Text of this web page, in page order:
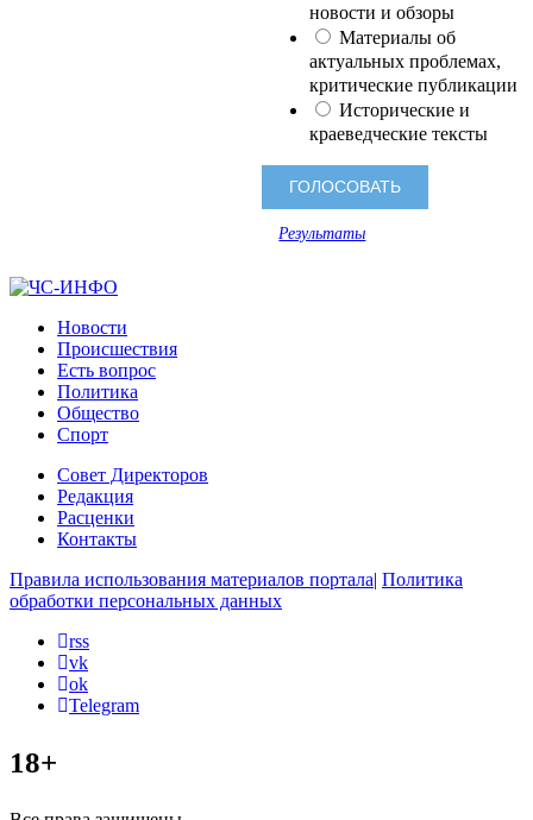
новости и обзоры
Материалы об
актуальных проблемах,
критические публикации
Исторические и
краеведческие тексты
Результаты
Новости
Происшествия
Есть вопрос
Политика
Общество
Спорт
Совет Директоров
Редакция
Расценки
Контакты
Правила использования материалов портала| Политика
обработки персональных данных
rss
vk
ok
Telegram
18+